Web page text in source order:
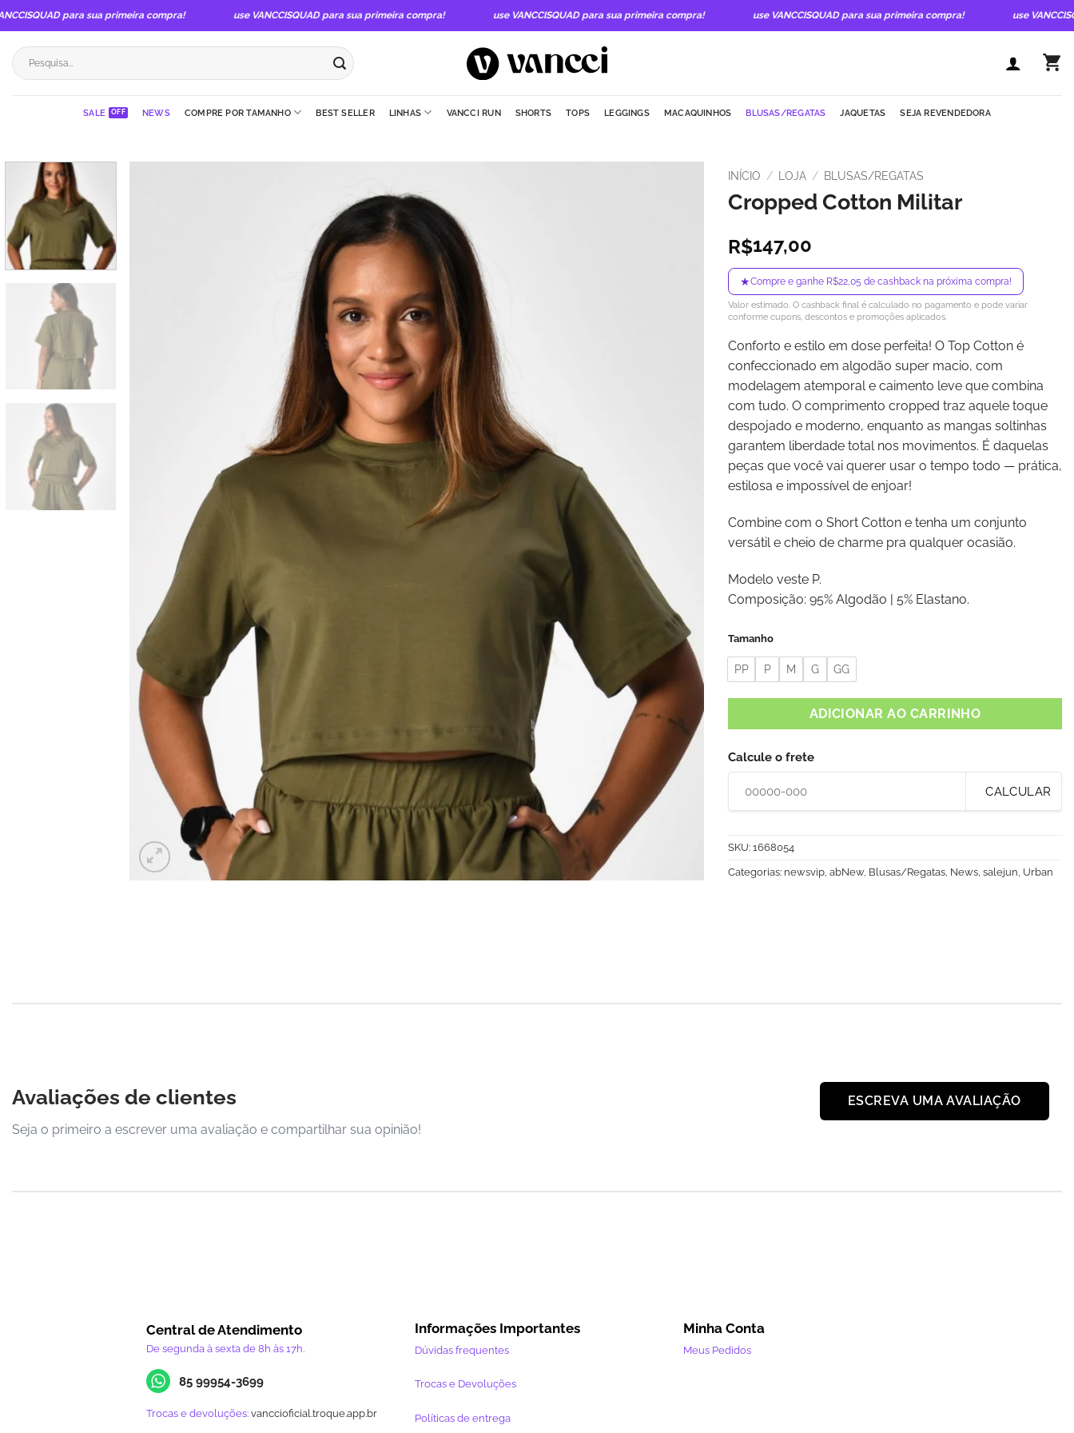
Skip
to
content
para sua primeira compra! use VANCCISQUAD para sua primeira compra! use VANCCISQUAD para sua primeira compra! use VANCCISQUAD para sua primeira compra! use
Pesquisar
por:
SALE NEWS COMPRE POR TAMANHO BEST SELLER LINHAS VANCCI RUN SHORTS TOPS LEGGINGS MACAQUINHOS BLUSAS/REGATAS JAQUETAS SEJA REVENDEDORA
INÍCIO / LOJA / BLUSAS/REGATAS
Cropped Cotton Militar
R$147,00
★Compre e ganhe R$22,05 de cashback na próxima compra!
Valor estimado. O cashback final é calculado no pagamento e pode variar
conforme cupons, descontos e promoções aplicados.
Conforto e estilo em dose perfeita! O Top Cotton é
confeccionado em algodão super macio, com
modelagem atemporal e caimento leve que combina
com tudo. O comprimento cropped traz aquele toque
despojado e moderno, enquanto as mangas soltinhas
garantem liberdade total nos movimentos. É daquelas
peças que você vai querer usar o tempo todo — prática,
estilosa e impossível de enjoar!
Combine com o Short Cotton e tenha um conjunto
versátil e cheio de charme pra qualquer ocasião.
Modelo veste P.
Composição: 95% Algodão | 5% Elastano.
Tamanho
PP P M G GG
ADICIONAR AO CARRINHO
Calcule o frete
CALCULAR
SKU: 1668054
Categorias: newsvip, abNew, Blusas/Regatas, News, salejun, Urban
Avaliações de clientes
Seja o primeiro a escrever uma avaliação e compartilhar sua opinião!
ESCREVA UMA AVALIAÇÃO
Central de Atendimento
De segunda à sexta de 8h às 17h.
85 99954-3699
Trocas e devoluções: vanccioficial.troque.app.br
Informações Importantes
Dúvidas frequentes
Trocas e Devoluções
Políticas de entrega
Minha Conta
Meus Pedidos